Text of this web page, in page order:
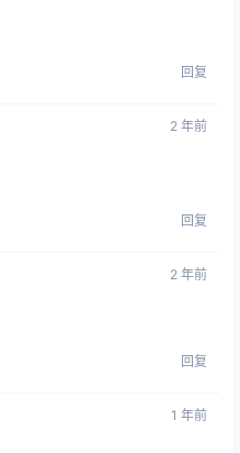
回复
2 年前
回复
2 年前
回复
1 年前